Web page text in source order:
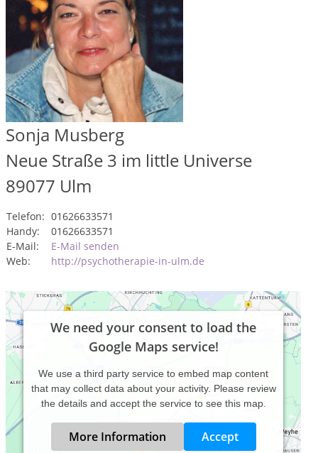
Sonja Musberg
Neue Straße 3 im little Universe
89077 Ulm
Telefon: 01626633571
Handy:
01626633571
E-Mail:
E-Mail senden
Web:
http://psychotherapie-in-ulm.de
We need your consent to load the
Google Maps service!
We use a third party service to embed map content
that may collect data about your activity. Please review
the details and accept the service to see this map.
More Information Accept